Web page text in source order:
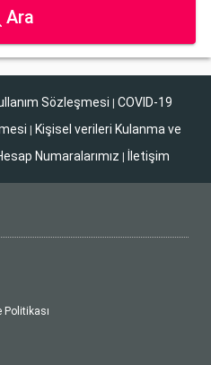
Ara
Sözleşmesi | COVID-19
| Kişisel verileri Kulanma ve
Numaralarımız | İletişim
Politikası